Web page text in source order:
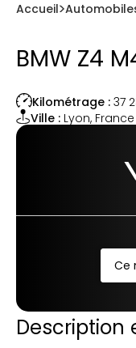
Accueil
BMW Z4
Kilométrage : 37
Ville : Lyon, France
Ce
Description